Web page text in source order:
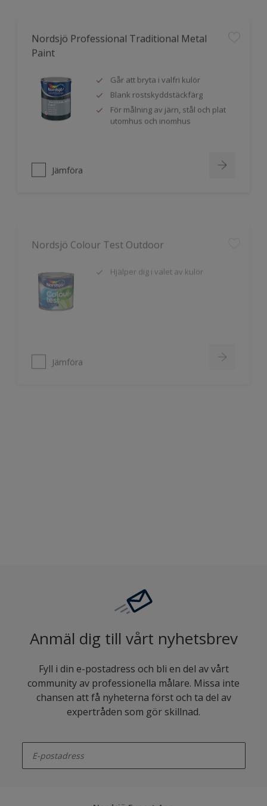
Nordsjö Professional Traditional Metal
Paint
Blank rostskyddstäckfärg
För målning av järn, stål och plat
utomhus och inomhus
Hjälper dig i valet av kulör
Anmäl dig till vårt nyhetsbrev
Fyll i din e-postadress och bli en del av vårt
community av professionella målare. Missa inte
chansen att få nyheterna först och ta del av
expertråden som gör skillnad.